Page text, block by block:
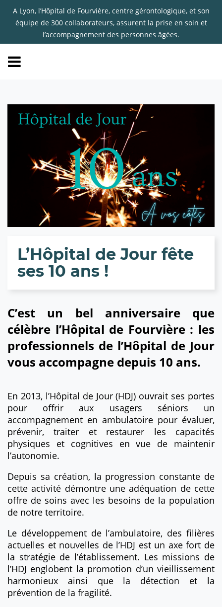
L’Hôpital de Jour fête
ses 10 ans !
C’est un bel anniversaire que
célèbre l’Hôpital de Fourvière : les
professionnels de l’Hôpital de Jour
vous accompagne depuis 10 ans.
En 2013, l’Hôpital de Jour (HDJ) ouvrait ses portes
pour offrir aux usagers séniors un
accompagnement en ambulatoire pour évaluer,
prévenir, traiter et restaurer les capacités
physiques et cognitives en vue de maintenir
l’autonomie.
Depuis sa création, la progression constante de
cette activité démontre une adéquation de cette
offre de soins avec les besoins de la population
de notre territoire.
Le développement de l’ambulatoire, des filières
actuelles et nouvelles de l’HDJ est un axe fort de
la stratégie de l’établissement. Les missions de
l’HDJ englobent la promotion d’un vieillissement
harmonieux ainsi que la détection et la
prévention de la fragilité.
A Lyon, l’Hôpital de Fourvière, centre gérontologique, et son
équipe de 300 collaborateurs, assurent la prise en soin et
l’accompagnement des personnes âgées.